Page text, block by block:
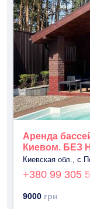
Аренда
Киевом. БЕЗ
Киевская обл.,
+380 99 305
9000 грн